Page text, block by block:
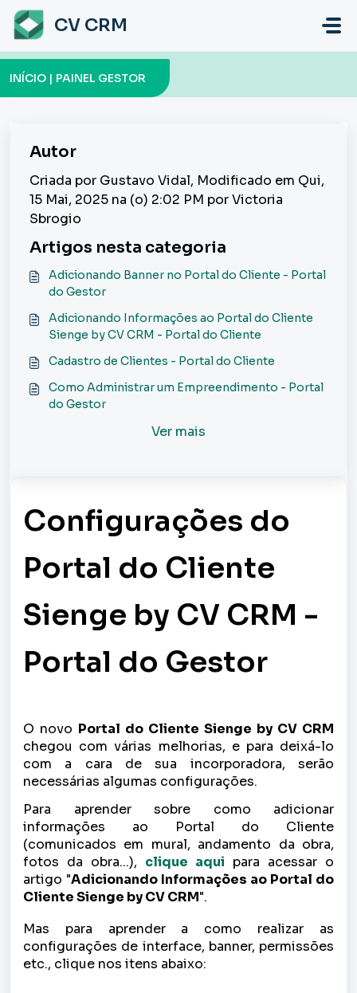
Ir para o conteúdo principal
CV CRM
INÍCIO | PAINEL GESTOR
Autor
Criada por Gustavo Vidal, Modificado em Qui,
15 Mai, 2025 na (o) 2:02 PM por Victoria
Sbrogio
Artigos nesta categoria
Adicionando Banner no Portal do Cliente - Portal
do Gestor
Adicionando Informações ao Portal do Cliente
Sienge by CV CRM - Portal do Cliente
Cadastro de Clientes - Portal do Cliente
Como Administrar um Empreendimento - Portal
do Gestor
Ver mais
Configurações do
Portal do Cliente
Sienge by CV CRM -
Portal do Gestor
O novo Portal do Cliente Sienge by CV CRM
chegou com várias melhorias, e para deixá-lo
com a cara de sua incorporadora, serão
necessárias algumas configurações.
Para aprender sobre como adicionar
informações ao Portal do Cliente
(comunicados em mural, andamento da obra,
fotos da obra...), clique aqui para acessar o
artigo "Adicionando Informações ao Portal do
Cliente Sienge by CV CRM".
Mas para aprender a como realizar as
configurações de interface, banner, permissões
etc., clique nos itens abaixo: